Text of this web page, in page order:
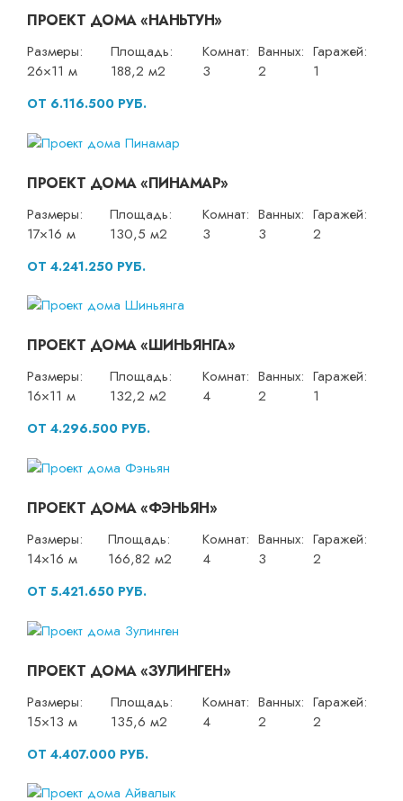
ПРОЕКТ ДОМА «НАНЬТУН»
Размеры:
26×11 м
Площадь:
188,2 м2
Комнат:
3
Ванных:
2
Гаражей:
1
ОТ 6.116.500 РУБ.
ПРОЕКТ ДОМА «ПИНАМАР»
Размеры:
17×16 м
Площадь:
130,5 м2
Комнат:
3
Ванных:
3
Гаражей:
2
ОТ 4.241.250 РУБ.
ПРОЕКТ ДОМА «ШИНЬЯНГА»
Размеры:
16×11 м
Площадь:
132,2 м2
Комнат:
4
Ванных:
2
Гаражей:
1
ОТ 4.296.500 РУБ.
ПРОЕКТ ДОМА «ФЭНЬЯН»
Размеры:
14×16 м
Площадь:
166,82 м2
Комнат:
4
Ванных:
3
Гаражей:
2
ОТ 5.421.650 РУБ.
ПРОЕКТ ДОМА «ЗУЛИНГЕН»
Размеры:
15×13 м
Площадь:
135,6 м2
Комнат:
4
Ванных:
2
Гаражей:
2
ОТ 4.407.000 РУБ.